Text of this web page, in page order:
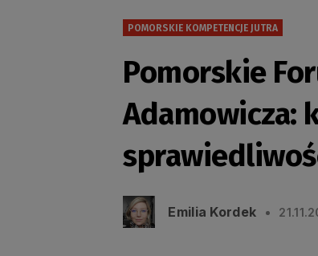
POMORSKIE KOMPETENCJE JUTRA
Pomorskie
Adamowicza:
Emilia Kordek